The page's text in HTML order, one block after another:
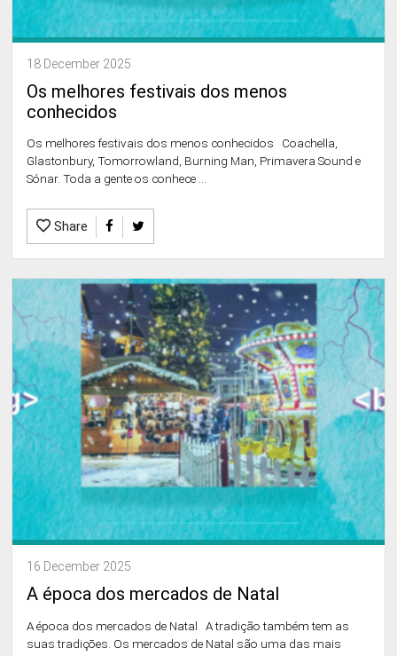
18 December 2025
Os melhores festivais dos menos
conhecidos
Os melhores festivais dos menos conhecidos Coachella,
Glastonbury, Tomorrowland, Burning Man, Primavera Sound e
Sónar. Toda a gente os conhece ...
Share
16 December 2025
A época dos mercados de Natal
A época dos mercados de Natal A tradição também tem as
suas tradiçōes. Os mercados de Natal são uma das mais